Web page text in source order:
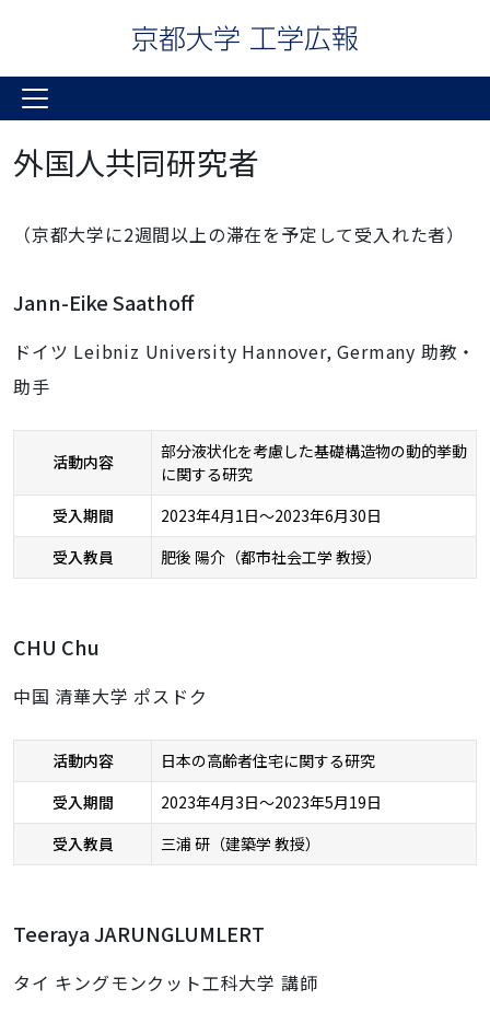
外国人共同研究者
（京都大学に2週間以上の滞在を予定して受入れた者）
Jann-Eike Saathoff
ドイツ Leibniz University Hannover, Germany 助教・
助手
活動内容
部分液状化を考慮した基礎構造物の動的挙動
に関する研究
受入期間
2023年4月1日～2023年6月30日
受入教員
肥後 陽介（都市社会工学 教授）
CHU Chu
中国 清華大学 ポスドク
活動内容
日本の高齢者住宅に関する研究
受入期間
2023年4月3日～2023年5月19日
受入教員
三浦 研（建築学 教授）
Teeraya JARUNGLUMLERT
タイ キングモンクット工科大学 講師